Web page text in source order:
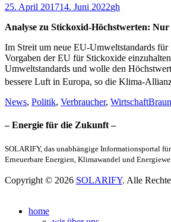
Veröffentlicht
25. April 201714. Juni 2022Autor
gh
Analyse zu Stickoxid-Höchstwerten:
Im Streit um neue EU-Umweltstandards
Vorgaben der EU für Stickoxide
Umweltstandards und wolle den
bessere Luft in Europa, so die Klima-
Kategorien
News, Politik, Verbraucher, Wirtschaft
– Energie für die Zukunft –
SOLARIFY, das unabhängige Informationsportal
Erneuerbare Energien, Klimawandel und
Copyright © 2026 SOLARIFY. Alle
oben
scrollen
home